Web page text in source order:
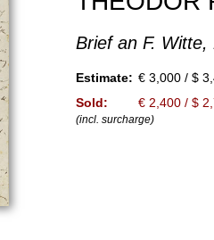
Brief an F. Witte,
Estimate: € 3,000 / $
Sold:
€ 2,400 / $
(incl. surcharge)